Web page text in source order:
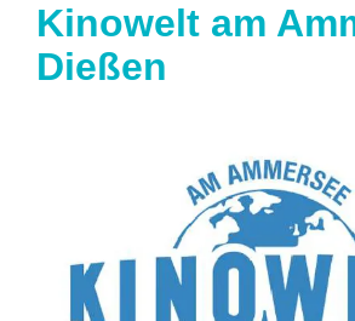
Kinowelt am
Dießen